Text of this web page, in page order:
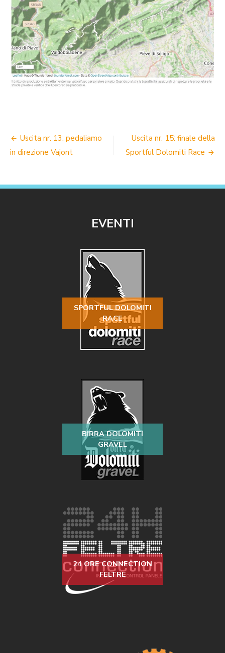
NAVIGAZIONE
ARTICOLI
Uscita nr. 13: pedaliamo
in direzione Vajont
Uscita nr. 15: finale della
Sportful Dolomiti Race
EVENTI
SPORTFUL DOLOMITI
RACE
BIRRA DOLOMITI
GRAVEL
24 ORE CONNECTION
FELTRE